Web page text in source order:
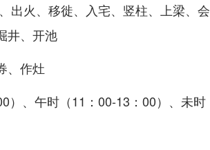
出火、移徙、入宅、竖柱、上梁、会
井、开池
、作灶
）、午时（11：00-13：00）、未时